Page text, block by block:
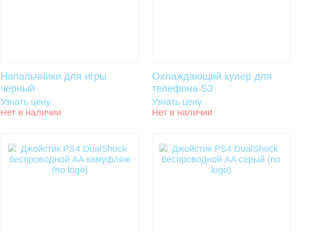
Напальчники для игры
черный
Узнать цену
Нет в наличии
Охлаждающий кулер для
телефона S3
Узнать цену
Нет в наличии